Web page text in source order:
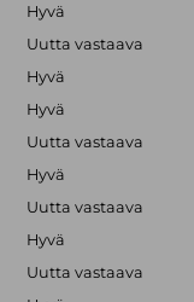
Hyvä
Uutta vastaava
Hyvä
Hyvä
Uutta vastaava
Hyvä
Uutta vastaava
Hyvä
Uutta vastaava